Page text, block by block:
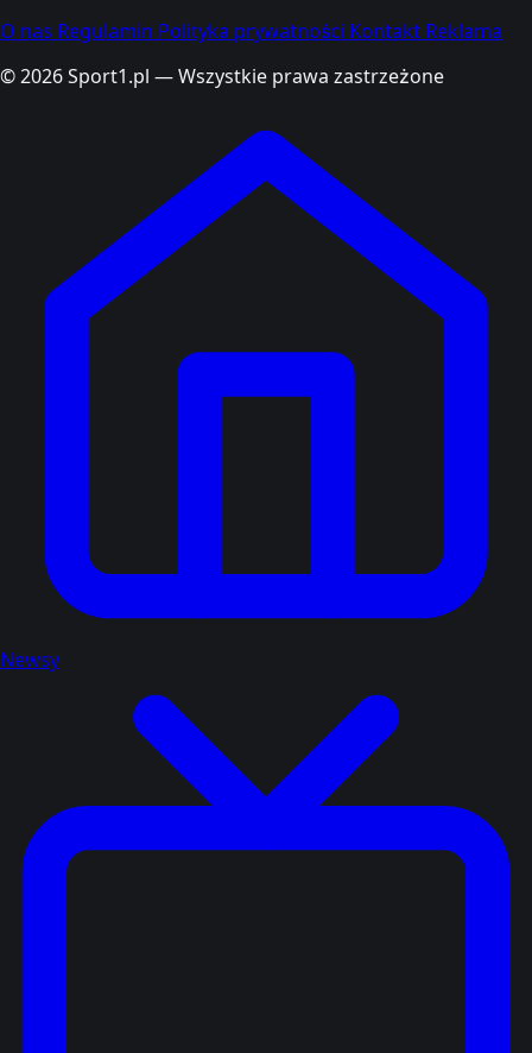
O nas Regulamin Polityka prywatności Kontakt Reklama
© 2026 Sport1.pl — Wszystkie prawa zastrzeżone
Newsy